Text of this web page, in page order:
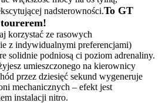
nadsterowności.To GT
korzystać ze rasowych
z indywidualnymi preferencjami)
solidnie podniosą ci poziom adrenaliny.
umieszczonego na kierownicy
przez dziesięć sekund wygeneruje
mechanicznych – efekt jest
instalacji nitro.